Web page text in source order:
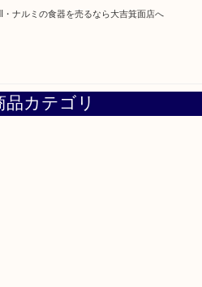
下御在位60年記念金貨を売るなら大吉箕面店
カメラ PEN mini E-PM2を売るなら大吉